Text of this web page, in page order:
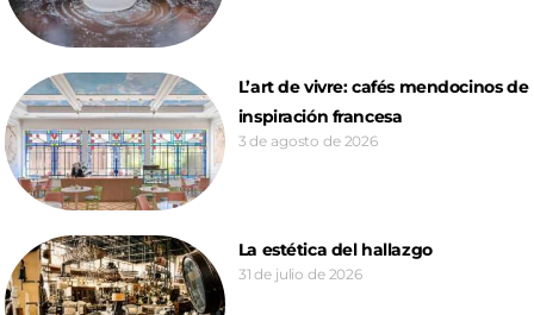
L’art de vivre: cafés mendocinos de
inspiración francesa
3 de agosto de 2026
La estética del hallazgo
31 de julio de 2026